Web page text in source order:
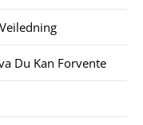
Du Kan Forvente